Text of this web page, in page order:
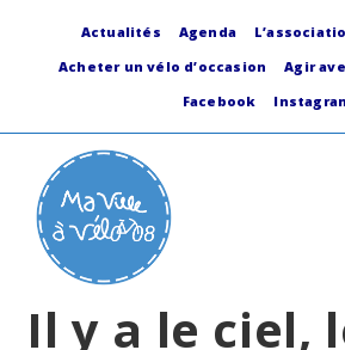
Actualités Agenda
Acheter un vélo d’occasion
Agir
Facebook
Il y a le ciel,